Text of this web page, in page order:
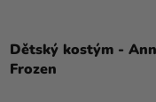
Dětský kostým -
Frozen